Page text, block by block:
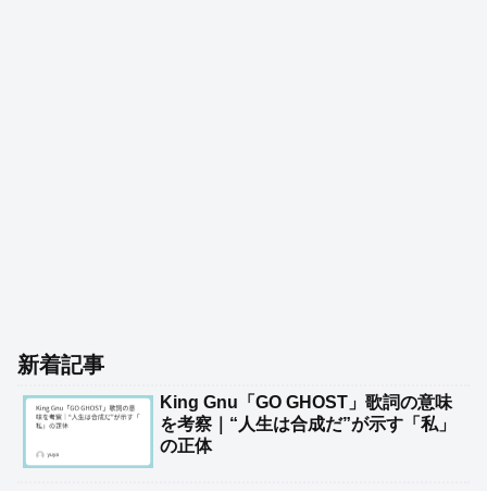
新着記事
King Gnu「GO GHOST」歌詞の意味
を考察｜“人生は合成だ”が示す「私」
の正体